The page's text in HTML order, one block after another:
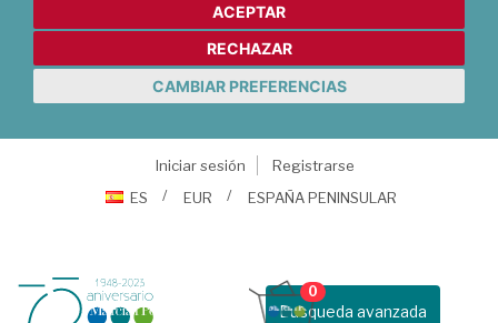
ACEPTAR
RECHAZAR
CAMBIAR PREFERENCIAS
Iniciar sesión
Registrarse
ES
EUR ESPAÑA PENINSULAR
Busqueda avanzada
0